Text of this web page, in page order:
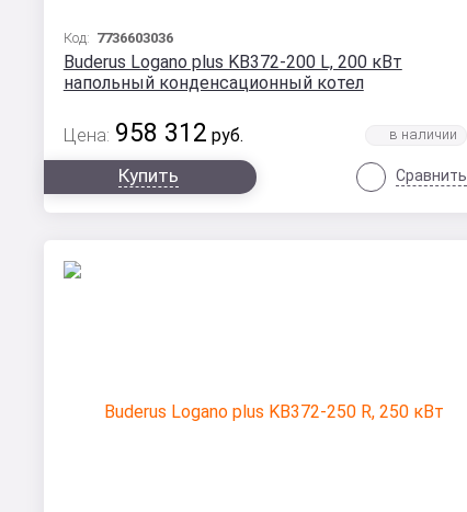
Код: 7736603036
Buderus Logano plus KB372-200 L, 200 кВт
напольный конденсационный котел
Цена: 958 312 руб.
Купить Сравнить